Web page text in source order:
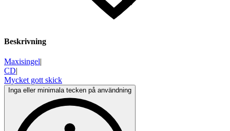
Beskrivning
Maxisingel|
CD|
Mycket gott skick
Inga eller minimala tecken på användning